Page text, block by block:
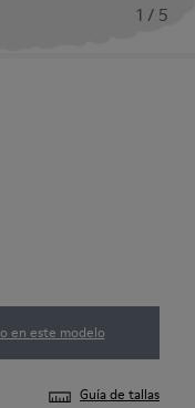
1 / 5
en este modelo
Guía de tallas